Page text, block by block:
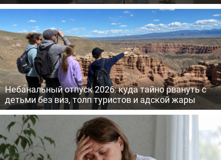
Небанальный отпуск 2026: куда тайно рвануть с
детьми без виз, толп туристов и адской жары